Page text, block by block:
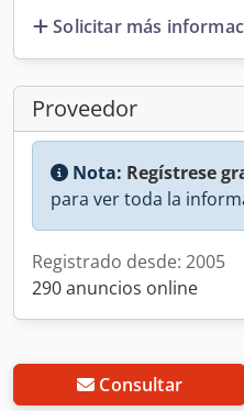
Solicitar más
Proveedor
Nota: Regístrese
para ver toda la
Registrado desde: 2005
290 anuncios online
Consultar